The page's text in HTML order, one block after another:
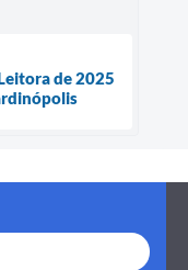
de 2025